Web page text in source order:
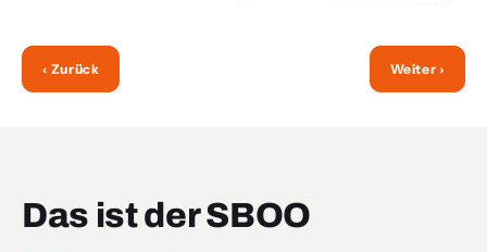
‹ Zurück Weiter ›
Das ist der SBOO